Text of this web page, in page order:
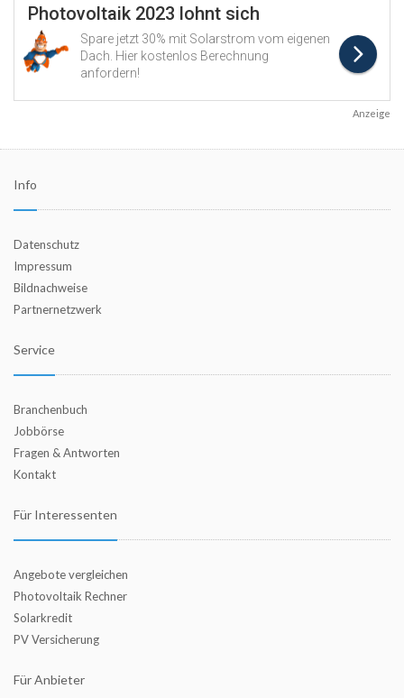
Anzeige
Info
Datenschutz
Impressum
Bildnachweise
Partnernetzwerk
Service
Branchenbuch
Jobbörse
Fragen & Antworten
Kontakt
Für Interessenten
Angebote vergleichen
Photovoltaik Rechner
Solarkredit
PV Versicherung
Für Anbieter